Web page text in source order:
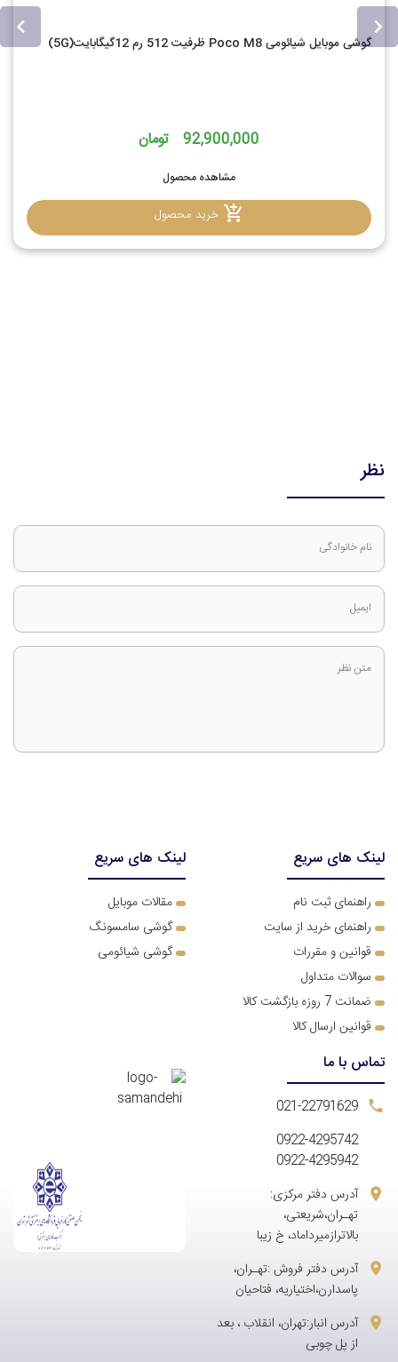
گوشی موبایل شیائومی Poco M8 ظرفیت 512 رم 12گیگابایت(5G)
92,900,000 تومان
مشاهده محصول
خرید محصول
نظر
نام خانوادگی
ایمیل
متن نظر
تماس با ما
021-22791629
0922-4295742
0922-4295942
آدرس دفتر مرکزی:
تهـران،شریعتی،
بالاترازمیرداماد، خ زیبا
آدرس دفتر فروش :تهـران،
پاسدارن،اختیاریه، فتاحیان
آدرس انبار:تهران، انقلاب ، بعد
از پل چوبی
لینک های سریع
راهنمای ثبت نام
راهنمای خرید از سایت
قوانین و مقررات
سوالات متداول
ضمانت 7 روزه بازگشت کالا
قوانین ارسال کالا
لینک های سریع
مقالات موبایل
گوشی سامسونگ
گوشی شیائومی